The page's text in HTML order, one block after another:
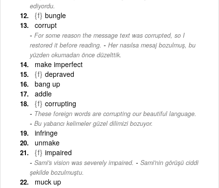
ediyordu.
{f} bungle
corrupt
For some reason the message text was corrupted, so I
restored it before reading. - Her nasılsa mesaj bozulmuş, bu
yüzden okumadan önce düzelttik.
make imperfect
{f} depraved
bang up
addle
{f} corrupting
These foreign words are corrupting our beautiful language.
- Bu yabancı kelimeler güzel dilimizi bozuyor.
infringe
unmake
{f} impaired
Sami's vision was severely impaired. - Sami'nin görüşü ciddi
şekilde bozulmuştu.
muck up